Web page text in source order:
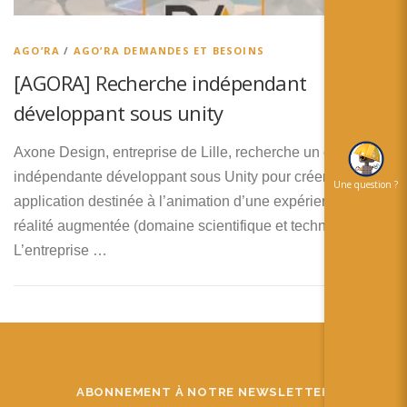
Español
AGO’RA / AGO’RA DEMANDES ET BESOINS
[AGORA] Recherche indépendant
développant sous unity
Axone Design, entreprise de Lille, recherche un ou une
indépendante développant sous Unity pour créer une
application destinée à l’animation d’une expérience de
réalité augmentée (domaine scientifique et technique).
L’entreprise …
ABONNEMENT À NOTRE NEWSLETTER
Une question ?